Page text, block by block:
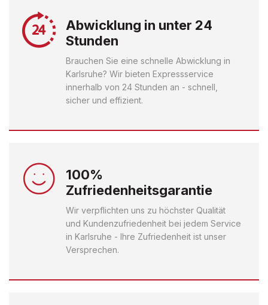
Abwicklung in unter 24
Stunden
Brauchen Sie eine schnelle Abwicklung in
Karlsruhe? Wir bieten Expressservice
innerhalb von 24 Stunden an - schnell,
sicher und effizient.
100%
Zufriedenheitsgarantie
Wir verpflichten uns zu höchster Qualität
und Kundenzufriedenheit bei jedem Service
in Karlsruhe - Ihre Zufriedenheit ist unser
Versprechen.